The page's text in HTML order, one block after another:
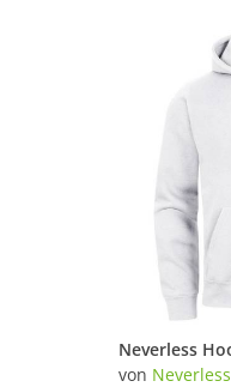
von Neverless